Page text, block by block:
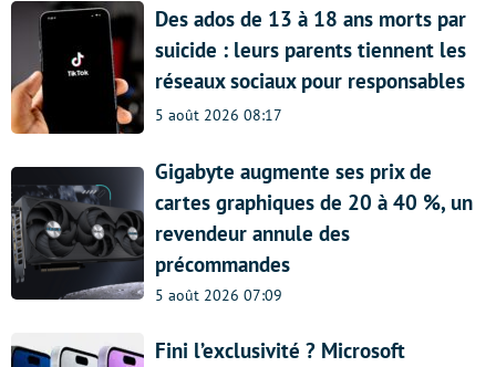
Des ados de 13 à 18 ans morts par
suicide : leurs parents tiennent les
réseaux sociaux pour responsables
5 août 2026 08:17
Gigabyte augmente ses prix de
cartes graphiques de 20 à 40 %, un
revendeur annule des
précommandes
5 août 2026 07:09
Fini l’exclusivité ? Microsoft